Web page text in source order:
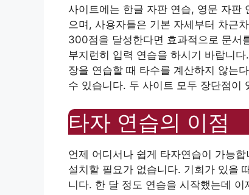
사이트에는 한글 자판 연습, 영문 자판
으며, 사용자들은 기본 자세부터 차근
300점을 달성한다면 효과적으로 문서
부지런히 입력 연습을 하시기 바랍니
장을 연습할 때 타수를 계산하지 않는
수 있습니다. 두 사이트 모두 장단점이
타자 연습의 이점
언제 어디서나 쉽게 타자연습이 가능
설치할 필요가 없습니다. 기회가 있을
니다. 한 달 정도 연습을 시작했는데